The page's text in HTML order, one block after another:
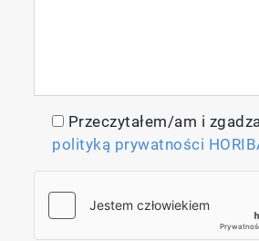
Przeczytałem/am i
polityką prywatności